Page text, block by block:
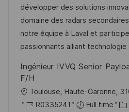
a
t
i
o
t
e
d
D
t
b
I
d
t
e
g
o
y
développer des solutions
domaine des radars
notre équipe à Laval et
passionnants alliant
Ingénieur IVVQ Senior
F/H
L
o
Toulouse, Haute-Garonne,
J
R0335241 Full time
C